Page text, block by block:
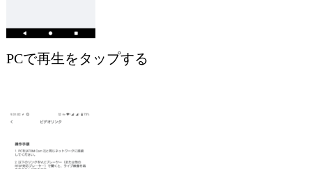
PCで再生をタップする